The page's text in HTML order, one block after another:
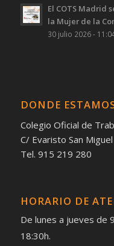
El COTS Madrid
la Mujer de la
30 julio 2026 -
DONDE
Colegio Oficial de
C/ Evaristo San
Tel. 915 219 280
HORARIO DE
De lunes a jueves de
18:30h.